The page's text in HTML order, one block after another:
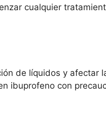
cualquier
de líquidos y afectar
ibuprofeno con